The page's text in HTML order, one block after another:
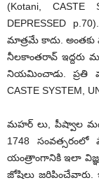
(Kotani, CASTE
DEPRESSED
మాత్రమే కాదు.
నీలకాంతరావ్ ఇద్దరు
నియమించాడు. ప్రతి
CASTE SYSTEM,
మహర్ లు, పీష్వాల
1748
యంత్రాంగానికి ఇలా
జోషిలు జరిపించేవారు.